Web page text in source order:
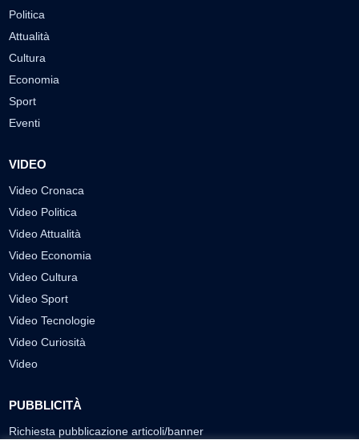
Politica
Attualità
Cultura
Economia
Sport
Eventi
VIDEO
Video Cronaca
Video Politica
Video Attualità
Video Economia
Video Cultura
Video Sport
Video Tecnologie
Video Curiosità
Video
PUBBLICITÀ
Richiesta pubblicazione articoli/banner